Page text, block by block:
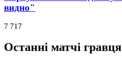
видно"
7 717
Останні матчі гравця